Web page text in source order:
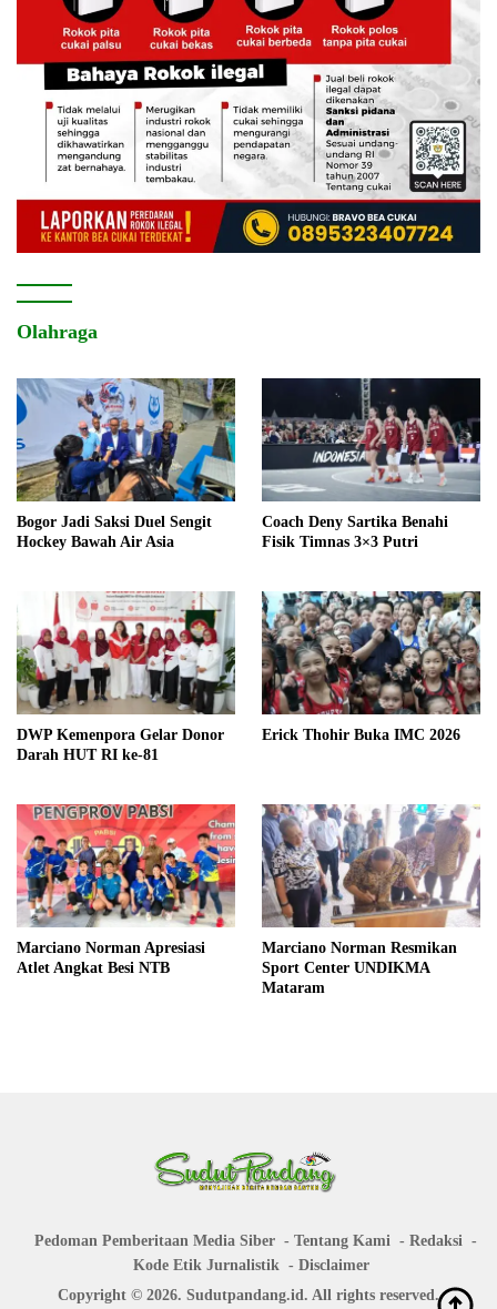
Olahraga
Bogor Jadi Saksi Duel Sengit
Hockey Bawah Air Asia
Coach Deny Sartika Benahi
Fisik Timnas 3×3 Putri
DWP Kemenpora Gelar Donor
Darah HUT RI ke-81
Erick Thohir Buka IMC 2026
Marciano Norman Apresiasi
Atlet Angkat Besi NTB
Marciano Norman Resmikan
Sport Center UNDIKMA
Mataram
Pedoman Pemberitaan Media Siber Tentang Kami
Redaksi
Kode Etik Jurnalistik
Disclaimer
Copyright © 2026. Sudutpandang.id. All rights reserved.